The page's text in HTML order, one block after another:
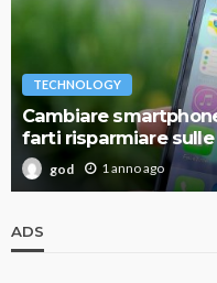
TECHNOLOGY
Cambiare
farti risparmiare
god 1 anno ago
ADS